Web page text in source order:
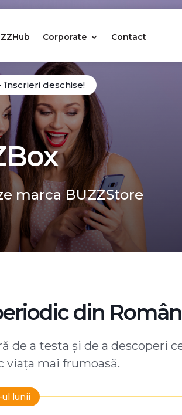
Corporate Contact
înscrieri deschise!
marca BUZZStore
din
de a testa și de a descoperi
viața mai frumoasă.
ul lunii